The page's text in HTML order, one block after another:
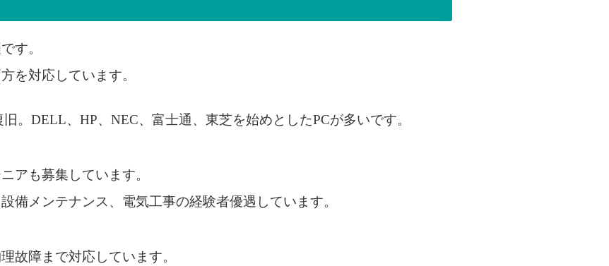
す。
を対応しています。
。DELL、HP、NEC、富士通、東芝を始めとしたPCが多いです。
アも募集しています。
備メンテナンス、電気工事の経験者優遇しています。
故障まで対応しています。